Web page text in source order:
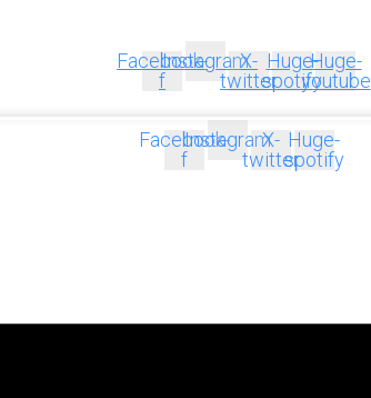
Facebook-
f
InstagramX-
twitter
Huge-
spotify
Huge-
youtube
Facebook-
f
InstagramX-
twitter
Huge-
spotify